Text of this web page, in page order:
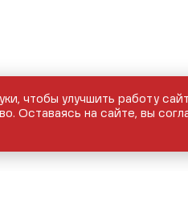
чтобы улучшить работу
Оставаясь на сайте, вы